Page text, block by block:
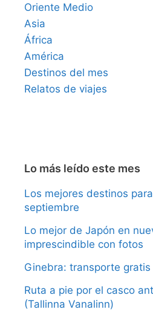
Oriente Medio
Asia
África
América
Destinos del mes
Relatos de viajes
Lo más leído este mes
Los mejores destinos
septiembre
Lo mejor de Japón en
imprescindible con fotos
Ginebra: transporte gratis
Ruta a pie por el casco
(Tallinna Vanalinn)